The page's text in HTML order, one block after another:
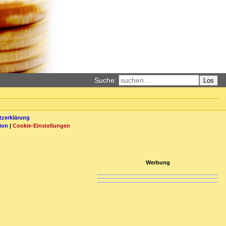
Suche: Los
| Cookie-Einstellungen
Werbung